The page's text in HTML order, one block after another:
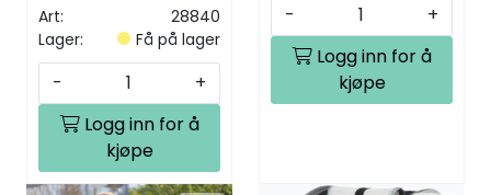
Art:
28840
Lager:
Få på lager
-
+
Logg inn for å
kjøpe
-
+
Logg inn for å
kjøpe